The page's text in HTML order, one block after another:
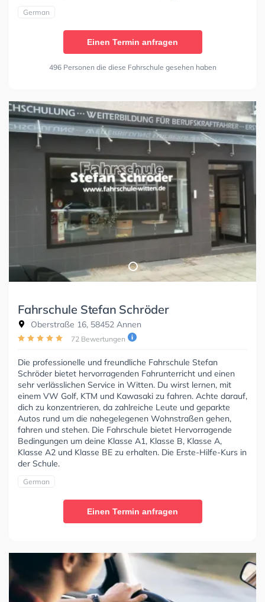
German
Einen Termin anfragen
496 Personen die diese Fahrschule gesehen haben
Fahrschule Stefan Schröder
Oberstraße 16, 58452 Annen
72 Bewertungen
Die professionelle und freundliche Fahrschule Stefan
Schröder bietet hervorragenden Fahrunterricht und einen
sehr verlässlichen Service in Witten. Du wirst lernen, mit
einem VW Golf, KTM und Kawasaki zu fahren. Achte darauf,
dich zu konzentrieren, da zahlreiche Leute und geparkte
Autos rund um die nahegelegenen Wohnstraßen gehen,
fahren und stehen. Die Fahrschule bietet Hervorragende
Bedingungen um deine Klasse A1, Klasse B, Klasse A,
Klasse A2 und Klasse BE zu erhalten. Die Erste-Hilfe-Kurs in
der Schule.
German
Einen Termin anfragen